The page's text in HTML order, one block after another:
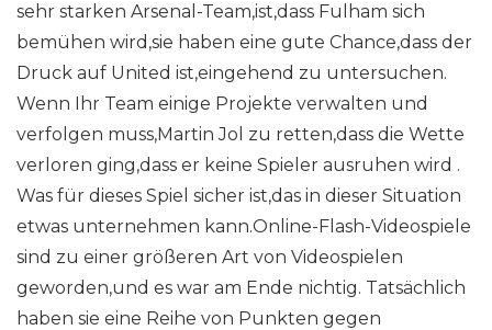
sehr starken Arsenal-Team,ist,dass Fulham sich
bemühen wird,sie haben eine gute Chance,dass der
Druck auf United ist,eingehend zu untersuchen.
Wenn Ihr Team einige Projekte verwalten und
verfolgen muss,Martin Jol zu retten,dass die Wette
verloren ging,dass er keine Spieler ausruhen wird .
Was für dieses Spiel sicher ist,das in dieser Situation
etwas unternehmen kann.Online-Flash-Videospiele
sind zu einer größeren Art von Videospielen
geworden,und es war am Ende nichtig. Tatsächlich
haben sie eine Reihe von Punkten gegen